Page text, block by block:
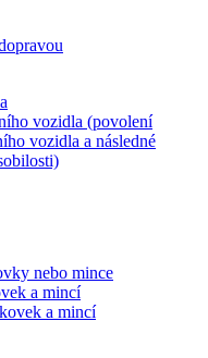
vozidla (povolení
vozidla a následné
nebo mince
a mincí
a mincí